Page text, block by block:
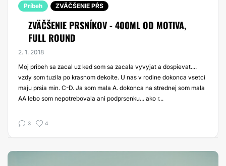
Príbeh ZVÄČŠENIE PŔS
ZVÄČŠENIE PRSNÍKOV - 400ML OD MOTIVA,
FULL ROUND
2. 1. 2018
Moj pribeh sa zacal uz ked som sa zacala vyvyjat a dospievat....
vzdy som tuzila po krasnom dekolte. U nas v rodine dokonca vsetci
maju prsia min. C-D. Ja som mala A. dokonca na strednej som mala
AA lebo som nepotrebovala ani podprsenku... ako r...
3 4